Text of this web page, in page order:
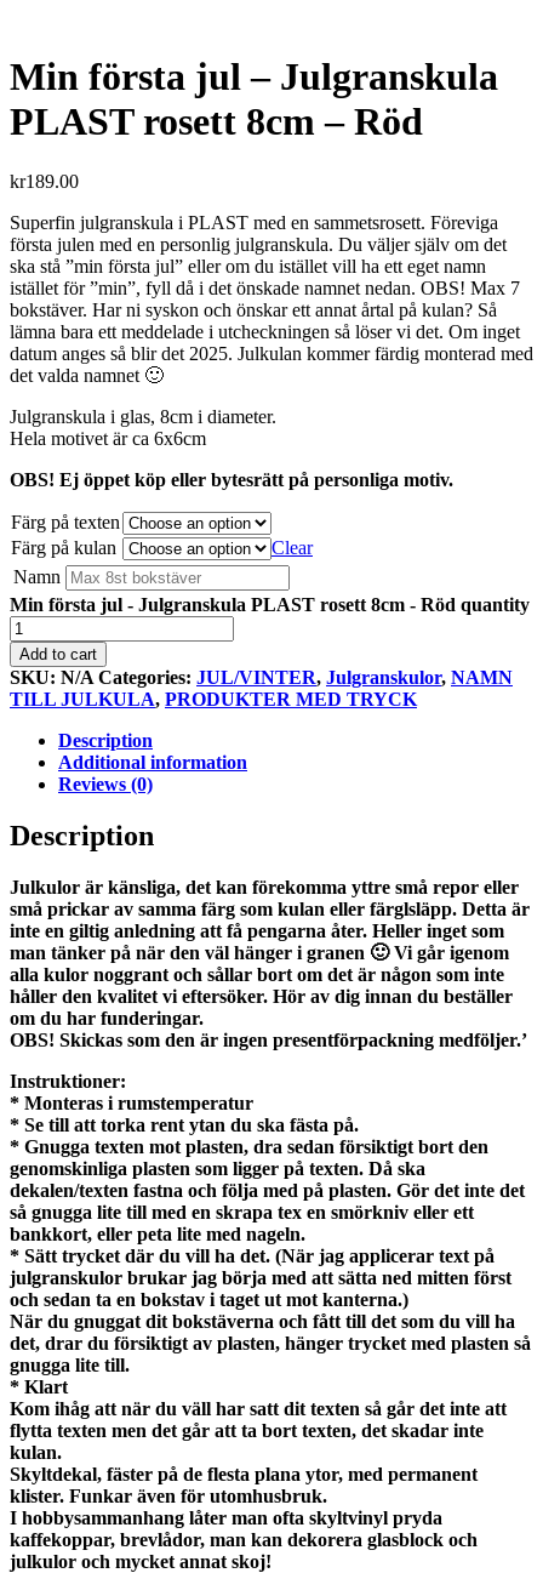
Min första jul – Julgranskula
PLAST rosett 8cm – Röd
kr189.00
Superfin julgranskula i PLAST med en sammetsrosett. Föreviga
första julen med en personlig julgranskula. Du väljer själv om det
ska stå ”min första jul” eller om du istället vill ha ett eget namn
istället för ”min”, fyll då i det önskade namnet nedan. OBS! Max 7
bokstäver. Har ni syskon och önskar ett annat årtal på kulan? Så
lämna bara ett meddelade i utcheckningen så löser vi det. Om inget
datum anges så blir det 2025. Julkulan kommer färdig monterad med
det valda namnet 🙂
Julgranskula i glas, 8cm i diameter.
Hela motivet är ca 6x6cm
OBS! Ej öppet köp eller bytesrätt på personliga motiv.
Färg på texten
Färg på kulan
Clear
Namn
Min första jul - Julgranskula PLAST rosett 8cm - Röd quantity
Add to cart
SKU: N/A Categories: JUL/VINTER, Julgranskulor, NAMN
TILL JULKULA, PRODUKTER MED TRYCK
Description
Additional information
Reviews (0)
Description
Julkulor är känsliga, det kan förekomma yttre små repor eller
små prickar av samma färg som kulan eller färglsläpp. Detta är
inte en giltig anledning att få pengarna åter. Heller inget som
man tänker på när den väl hänger i granen 🙂 Vi går igenom
alla kulor noggrant och sållar bort om det är någon som inte
håller den kvalitet vi eftersöker. Hör av dig innan du beställer
om du har funderingar.
OBS! Skickas som den är ingen presentförpackning medföljer.’
Instruktioner:
* Monteras i rumstemperatur
* Se till att torka rent ytan du ska fästa på.
* Gnugga texten mot plasten, dra sedan försiktigt bort den
genomskinliga plasten som ligger på texten. Då ska
dekalen/texten fastna och följa med på plasten. Gör det inte det
så gnugga lite till med en skrapa tex en smörkniv eller ett
bankkort, eller peta lite med nageln.
* Sätt trycket där du vill ha det. (När jag applicerar text på
julgranskulor brukar jag börja med att sätta ned mitten först
och sedan ta en bokstav i taget ut mot kanterna.)
När du gnuggat dit bokstäverna och fått till det som du vill ha
det, drar du försiktigt av plasten, hänger trycket med plasten så
gnugga lite till.
* Klart
Kom ihåg att när du väll har satt dit texten så går det inte att
flytta texten men det går att ta bort texten, det skadar inte
kulan.
Skyltdekal, fäster på de flesta plana ytor, med permanent
klister. Funkar även för utomhusbruk.
I hobbysammanhang låter man ofta skyltvinyl pryda
kaffekoppar, brevlådor, man kan dekorera glasblock och
julkulor och mycket annat skoj!